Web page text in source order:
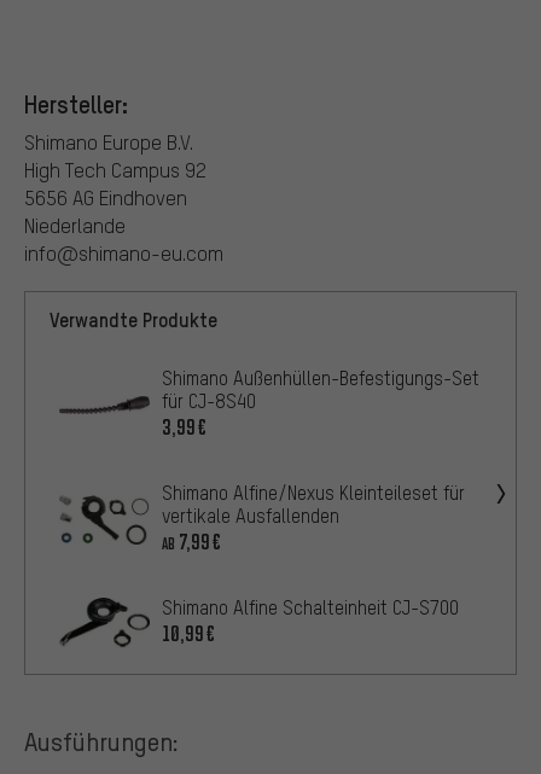
Hersteller:
Shimano Europe B.V.
High Tech Campus 92
5656 AG Eindhoven
Niederlande
info@shimano-eu.com
Verwandte Produkte
Shimano Außenhüllen-Befestigungs-Set
für CJ-8S40
3,99€
Shimano Alfine/Nexus Kleinteileset für
vertikale Ausfallenden
AB 7,99€
Shimano Alfine Schalteinheit CJ-S700
10,99€
Ausführungen: